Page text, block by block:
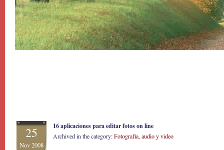
25
Nov 2008
16 aplicaciones para editar fotos on line
Archived in the category:Fotografía, audio y video